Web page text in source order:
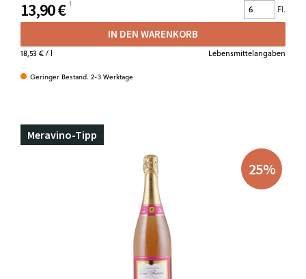
13,90 € Fl.
IN DEN WARENKORB
18,53 €/ l Lebensmittelangaben
Geringer Bestand. 2-3 Werktage
Meravino-Tipp
25%